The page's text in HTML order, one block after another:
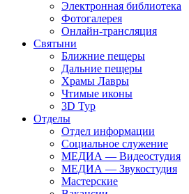
Электронная библиотека
Фотогалерея
Онлайн-трансляция
Святыни
Ближние пещеры
Дальние пещеры
Храмы Лавры
Чтимые иконы
3D Тур
Отделы
Отдел информации
Социальное служение
МЕДИА — Видеостудия
МЕДИА — Звукостудия
Мастерские